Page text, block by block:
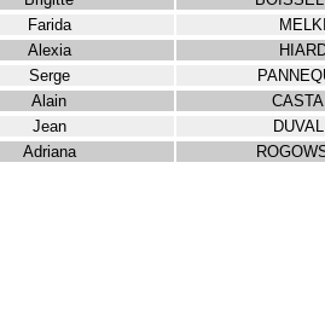
Farida
Alexia
Serge
Alain
Jean
Adriana